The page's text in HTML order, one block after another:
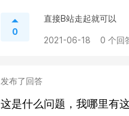
0
直接B站走起就可以
2021-06-18 0 个回
发布了回答
这是什么问题，我哪里有